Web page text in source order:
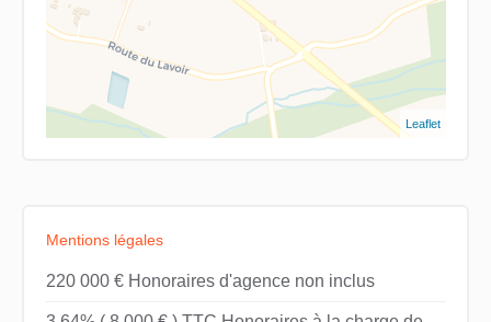
Leaflet
Mentions légales
220 000 € Honoraires d'agence non inclus